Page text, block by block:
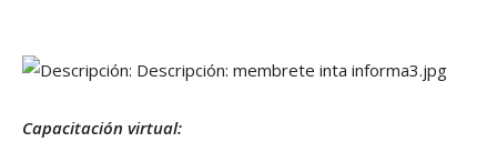
Capacitación virtual: